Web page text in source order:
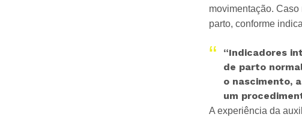
movimentação.
parto, conforme
“Indicadores
de parto
o nascimento,
um
A experiência da